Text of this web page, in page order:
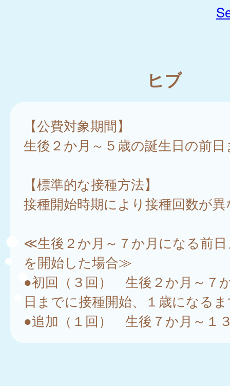
ヒブ
【公費対象期間】
生後２か月～５歳の誕生日の前日
【標準的な接種方法】
接種開始時期により接種回数が
≪生後２か月～７か月になる前
を開始した場合≫
●初回（３回） 生後２か月～７
日までに接種開始、１歳になる
●追加（１回） 生後７か月～１